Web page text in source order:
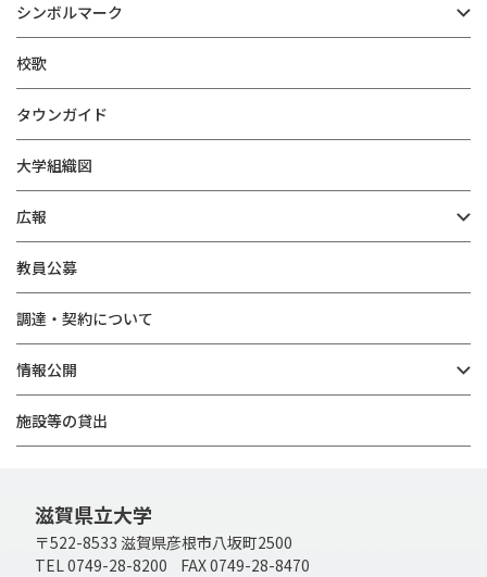
シンボルマーク
校歌
タウンガイド
大学組織図
広報
教員公募
調達・契約について
情報公開
施設等の貸出
滋賀県立大学
〒522-8533 滋賀県彦根市八坂町2500
TEL 0749-28-8200 FAX 0749-28-8470